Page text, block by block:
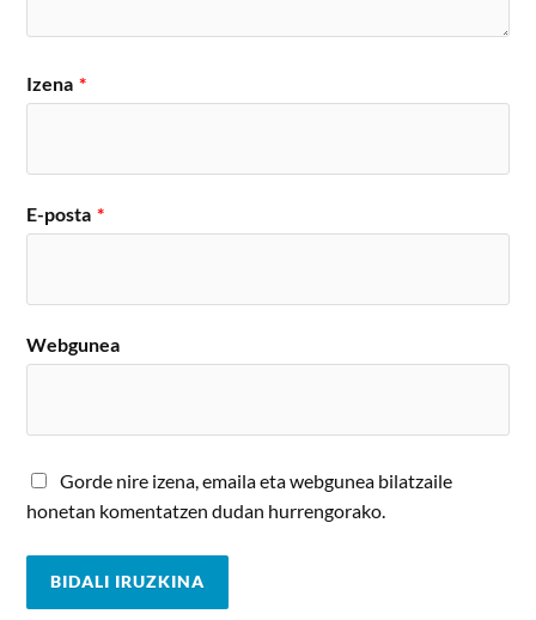
Izena *
E-posta *
Webgunea
Gorde nire izena, emaila eta webgunea bilatzaile
honetan komentatzen dudan hurrengorako.